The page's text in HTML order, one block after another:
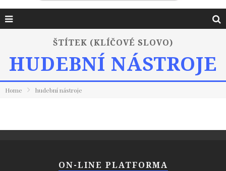
ŠTÍTEK (KLÍČOVÉ SLOVO)
HUDEBNÍ NÁSTROJE
Home hudební nástroje
ON-LINE PLATFORMA